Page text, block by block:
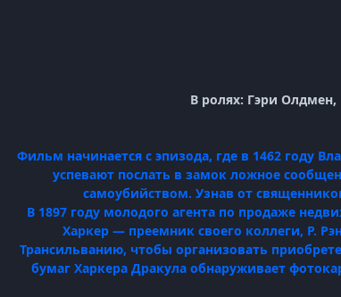
В ролях: Гэри
Фильм начинается с эпизода, где в 1462 году
успевают послать в замок ложное
самоубийством. Узнав от
В 1897 году молодого агента по продаже
Харкер — преемник своего коллеги, Р.
Трансильванию, чтобы организовать
бумаг Харкера Дракула обнаруживает